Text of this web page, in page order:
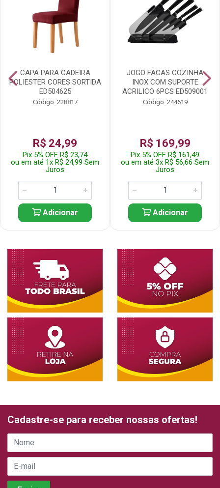
CAPA PARA CADEIRA
POLIESTER CORES SORTIDA
ED504625
Código: 228817
R$ 24,99
Pix 5% OFF R$ 23,74
ou em até 1x R$ 24,99 Sem
Juros
Adicionar
JOGO FACAS COZINHA
INOX COM SUPORTE
ACRILICO 6PCS ED509001
Código: 244619
R$ 169,99
Pix 5% OFF R$ 161,49
ou em até 3x R$ 56,66 Sem
Juros
Adicionar
Cadastre-se para receber nossas ofertas!